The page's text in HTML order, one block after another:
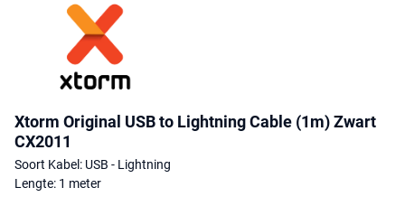
Xtorm Original USB to Lightning Cable (1m) Zwart
CX2011
Soort Kabel: USB - Lightning
Lengte: 1 meter